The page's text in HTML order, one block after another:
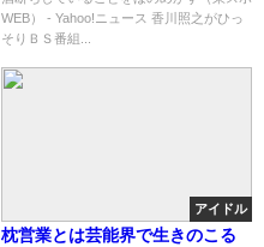
WEB） - Yahoo!ニュース 香川照之がひっ
そりＢＳ番組...
アイドル
枕営業とは芸能界で生きのこる